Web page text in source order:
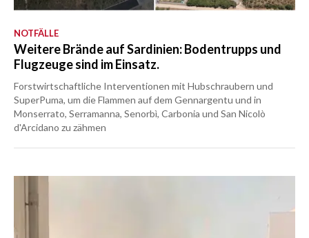
NOTFÄLLE
Weitere Brände auf Sardinien: Bodentrupps und
Flugzeuge sind im Einsatz.
Forstwirtschaftliche Interventionen mit Hubschraubern und
SuperPuma, um die Flammen auf dem Gennargentu und in
Monserrato, Serramanna, Senorbì, Carbonia und San Nicolò
d'Arcidano zu zähmen